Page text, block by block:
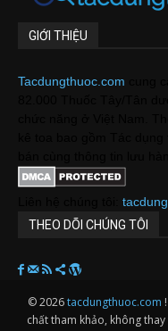
GIỚI THIỆU
Tacdungthuoc.com
THEO DÕI CHÚNG TÔI
© 2026tacdungthuoc.com
chất tham khảo, không